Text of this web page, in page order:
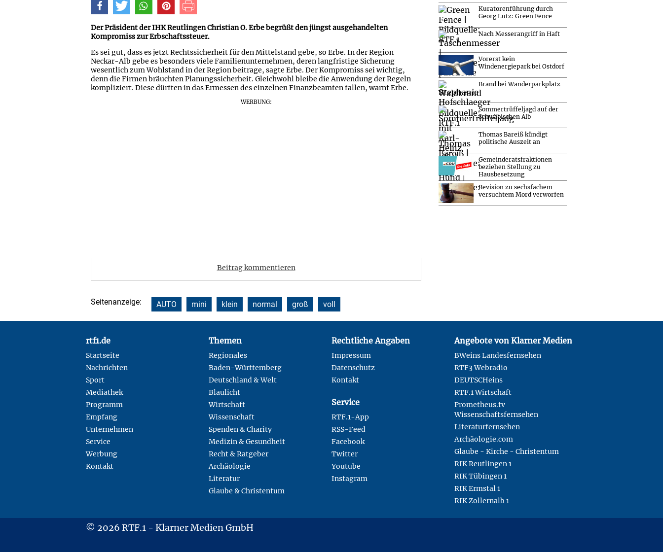
Der Präsident der IHK Reutlingen Christian O. Erbe begrüßt den jüngst ausgehandelten
Kompromiss zur Erbschaftssteuer.
Es sei gut, dass es jetzt Rechtssicherheit für den Mittelstand gebe, so Erbe. In der Region
Neckar-Alb gebe es besonders viele Familienunternehmen, deren langfristige Sicherung
wesentlich zum Wohlstand in der Region beitrage, sagte Erbe. Der Kompromiss sei wichtig,
denn die Firmen bräuchten Planungssicherheit. Gleichwohl bleibe die Anwendung der Regeln
kompliziert. Diese dürften in das Ermessen des einzelnen Finanzbeamten fallen, warnt Erbe.
WERBUNG:
Beitrag kommentieren
Kuratorenführung durch
Georg Lutz: Green Fence
Nach Messerangriff in Haft
Vorerst kein
Windenergiepark bei Ostdorf
Brand bei Wanderparkplatz
Sommertrüffeljagd auf der
Schwäbischen Alb
Thomas Bareiß kündigt
politische Auszeit an
Gemeinderatsfraktionen
beziehen Stellung zu
Hausbesetzung
Revision zu sechsfachem
versuchtem Mord verworfen
Seitenanzeige: AUTO mini klein normal groß voll
© 2026 RTF.1 - Klarner Medien GmbH
rtf1.de
Startseite
Nachrichten
Sport
Mediathek
Programm
Empfang
Unternehmen
Service
Werbung
Kontakt
Themen
Regionales
Baden-Württemberg
Deutschland & Welt
Blaulicht
Wirtschaft
Wissenschaft
Spenden & Charity
Medizin & Gesundheit
Recht & Ratgeber
Archäologie
Literatur
Glaube & Christentum
Rechtliche Angaben
Impressum
Datenschutz
Kontakt
Service
RTF.1-App
RSS-Feed
Facebook
Twitter
Youtube
Instagram
Angebote von Klarner Medien
BWeins Landesfernsehen
RTF3 Webradio
DEUTSCHeins
RTF.1 Wirtschaft
Prometheus.tv
Wissenschaftsfernsehen
Literaturfernsehen
Archäologie.com
Glaube - Kirche - Christentum
RIK Reutlingen 1
RIK Tübingen 1
RIK Ermstal 1
RIK Zollernalb 1